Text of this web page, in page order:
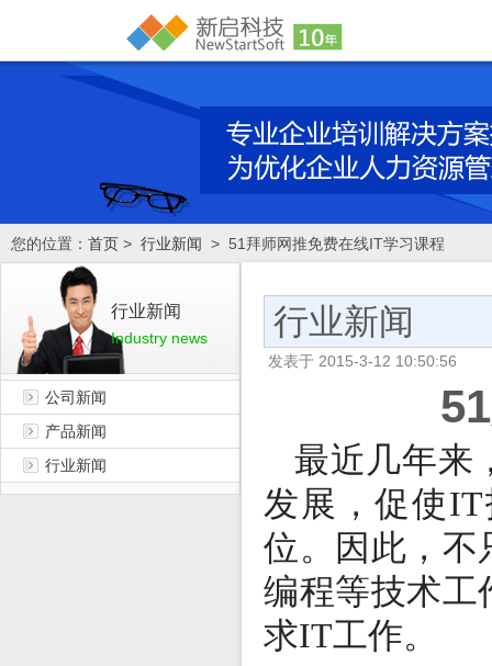
您的位置： 首页 > 行业新闻 > 51拜师网推免费在线IT学习课程
行业新闻
Industry news
公司新闻
产品新闻
行业新闻
行业新闻
发表于 2015-3-12 10:50:56
最近几年来
发展，促使IT
位 。 因此 ， 不
编程等技术工
求IT工作。